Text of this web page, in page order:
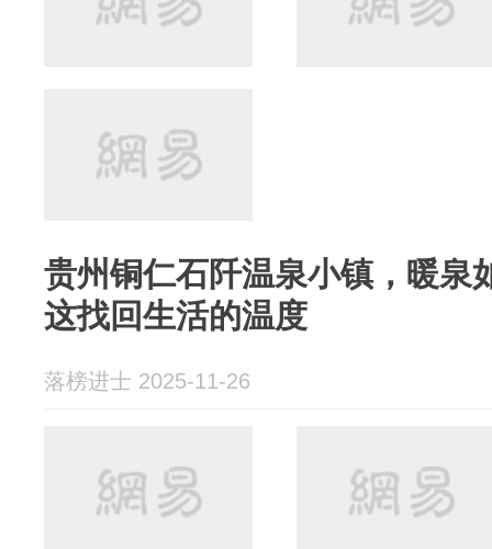
贵州铜仁石阡温泉小镇，暖泉
这找回生活的温度
落榜进士 2025-11-26